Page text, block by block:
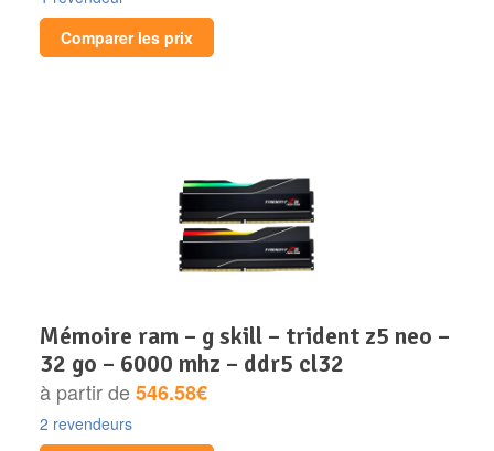
Comparer les prix
mémoire ram – g skill – trident z5 neo –
32 go – 6000 mhz – ddr5 cl32
à partir de546.58€
2 revendeurs